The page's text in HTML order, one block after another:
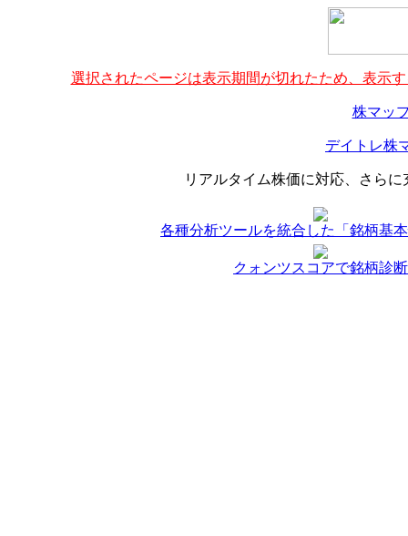
選択されたページは表示期間が切れたため、表示
株マッ
デイトレ株
リアルタイム株価に対応、さら
各種分析ツールを統合した「銘柄基
クォンツスコアで銘柄診断